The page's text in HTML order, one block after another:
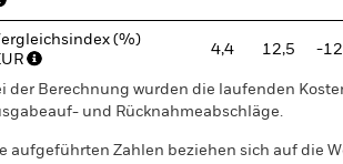
(%)
4,4 12,5 -
der Berechnung wurden die laufenden
und Rücknahmeabschläge.
aufgeführten Zahlen beziehen sich auf die